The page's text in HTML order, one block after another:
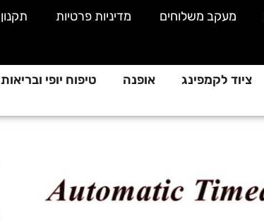
מעקב משלוחים מדיניות פרטיות תקנון
ציוד לקמפינג אופנה טיפוח יופי ובריאות